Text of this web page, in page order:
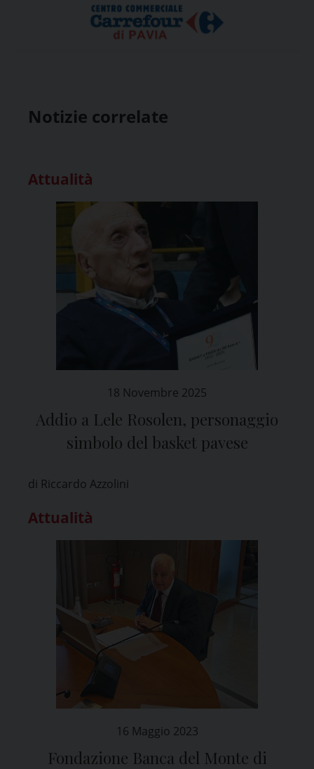
Notizie correlate
Attualità
18 Novembre 2025
Addio a Lele Rosolen, personaggio
simbolo del basket pavese
di Riccardo Azzolini
Attualità
16 Maggio 2023
Fondazione Banca del Monte di